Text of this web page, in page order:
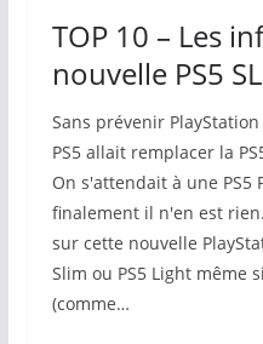
TOP 10 – Les
nouvelle PS5
Sans prévenir
PS5 allait remplacer la
On s'attendait à une PS5
finalement il n'en est
sur cette nouvelle
Slim ou PS5 Light même
(comme…